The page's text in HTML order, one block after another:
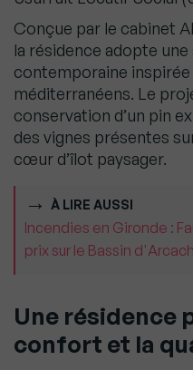
Conçue par le cabinet
la résidence adopte
contemporaine inspirée
méditerranéens. Le
conservation d’un pin
des vignes présentes
cœur d’îlot paysager.
À LIRE AUSSI
Incendies en Gironde :
prix sur le Bassin
Une résidence
confort et la